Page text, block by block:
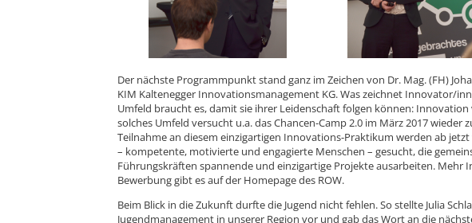
Der nächste Programmpunkt stand ganz im Zeichen von Dr. Mag. (FH)
KIM Kaltenegger Innovationsmanagement KG. Was zeichnet Innovator/
Umfeld braucht es, damit sie ihrer Leidenschaft folgen können: Innovation
solches Umfeld versucht u.a. das Chancen-Camp 2.0 im März 2017 wieder
Teilnahme an diesem einzigartigen Innovations-Praktikum werden ab
– kompetente, motivierte und engagierte Menschen – gesucht, die
Führungskräften spannende und einzigartige Projekte ausarbeiten. Mehr
Bewerbung gibt es auf der Homepage des ROW.
Beim Blick in die Zukunft durfte die Jugend nicht fehlen. So stellte Julia
Jugendmanagement in unserer Region vor und gab das Wort an die